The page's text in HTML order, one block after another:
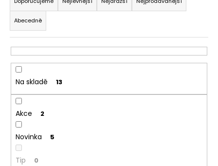
z
e
n
í
p
o
d
u
k
ů
Abecedně
Na skladě 13
Akce 2
Novinka 5
Tip 0
D
o
p
o
u
u